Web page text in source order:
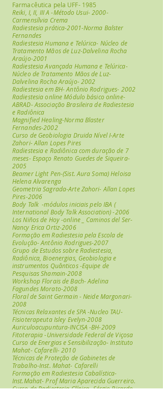
Farmacêutica pela UFF- 1985
Reiki, I, II, III A -Método Usui- 2000-
Carmensílvia Crema
Radiestesia prática-2001-Norma Balster
Fernandes
Radiestesia Humana e Telúrica- Núcleo de
Tratamento Mãos de Luz-Dalvelina Rocha
Araújo-2001
Radiestesia Avançada Humana e Telúrica-
Núcleo de Tratamento Mãos de Luz-
Dalvelina Rocha Araújo- 2002
Radiestesia em BH- Antônio Rodrigues- 2002
Radiestesia online Módulo básico online-
ABRAD- Associação Brasileira de Radiestesia
e Radiônica
Magnified Healing-Norma Blaster
Fernandes-2002
Curso de Geobiologia Druida Nível I-Arte
Zahori- Allan Lopes Pires
Radiestesia e Radiônica com duração de 7
meses- Espaço Renato Guedes de Siqueira-
2005
Beamer Light Pen-(Sist. Aura Soma) Heloisa
Helena Alvarenga
Geometria Sagrada-Arte Zahori- Allan Lopes
Pires-2006
Body Talk -módulos iniciais pelo IBA (
International Body Talk Association) -2006
Los Niños de Hoy -online _ Caminos del Ser-
Nancy Erica Ortiz-2006
Formação em Radiestesia pela Escola de
Evolução- Antônio Rodrigues-2007
Grupo de Estudos sobre Radiestesia,
Radiônica, Bioenergias, Geobiologia e
instrumentos Quânticos -Equipe de
Pesquisas Shamain-2008
Workshop Florais de Bach- Adelina
Fagundes Morato-2008
Floral de Saint Germain - Neide Margonari-
2008
Técnicas Relaxantes de SPA -Nucleo TAU-
Fisioterapeuta Isley Evelyn-2008
Auriculoacupuntura-INCISA -BH-2009
Fitoterapia -Universidade Federal de Viçosa
Curso de Energias e Sensibilização- Instituto
Mahat- Cafarelli- 2010
Técnicas de Proteção de Gabinetes de
Trabalho-Inst. Mahat- Cafarelli
Formação em Radiestesia Cabalística-
Inst.Mahat- Prof Maria Aparecida Guerreiro.
Curso de Radiestesia Clínica -Sérgio Ricardo